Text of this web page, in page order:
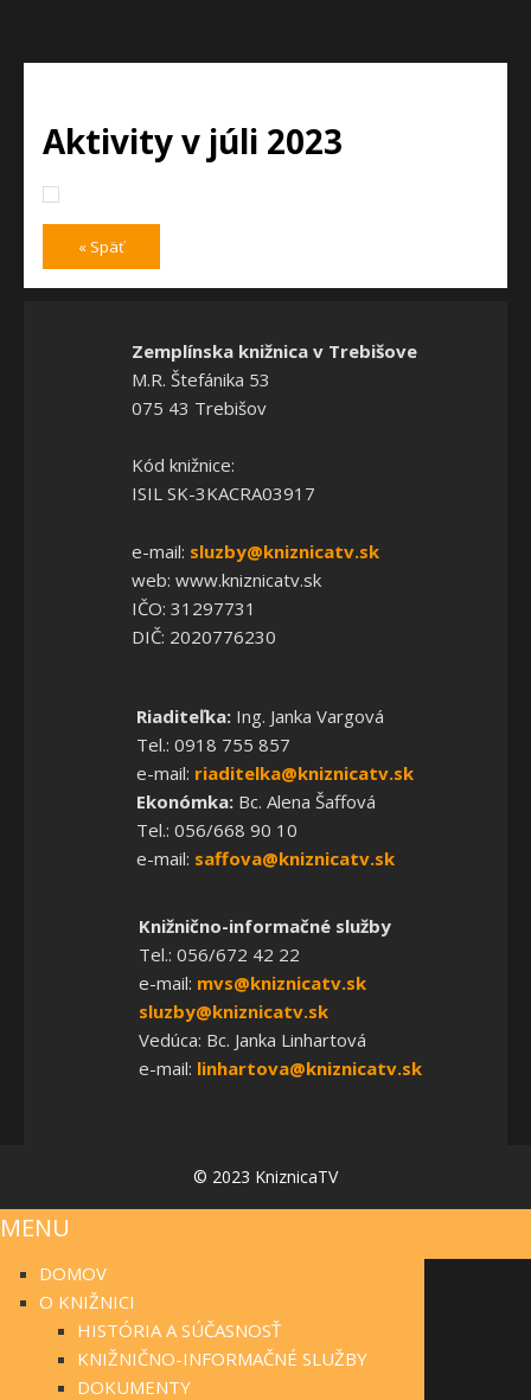
Aktivity v júli 2023
« Späť
Zemplínska knižnica v Trebišove
M.R. Štefánika 53
075 43 Trebišov
Kód knižnice:
ISIL SK-3KACRA03917
e-mail: sluzby@kniznicatv.sk
web: www.kniznicatv.sk
IČO: 31297731
DIČ: 2020776230
Riaditeľka:Ing. Janka Vargová
Tel.: 0918 755 857
e-mail: riaditelka@kniznicatv.sk
Ekonómka:Bc. Alena Šaffová
Tel.: 056/668 90 10
e-mail: saffova@kniznicatv.sk
Knižnično-informačné služby
Tel.: 056/672 42 22
e-mail: mvs@kniznicatv.sk
sluzby@kniznicatv.sk
Vedúca: Bc. Janka Linhartová
e-mail: linhartova@kniznicatv.sk
© 2023 KniznicaTV
MENU
DOMOV
O KNIŽNICI
HISTÓRIA A SÚČASNOSŤ
KNIŽNIČNO-INFORMAČNÉ SLUŽBY
DOKUMENTY